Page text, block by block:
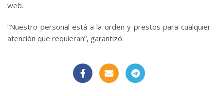
web.
“Nuestro personal está a la orden y prestos para cualquier
atención que requieran”, garantizó.